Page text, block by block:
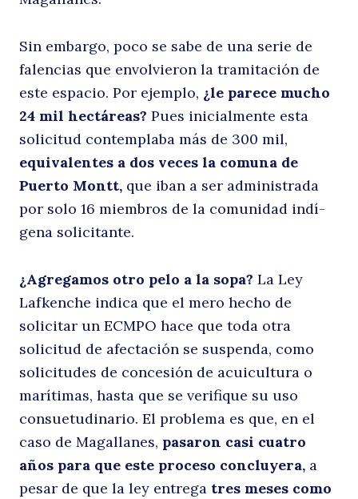
Sin embargo, poco se sabe de una serie de
falencias que envolvieron la tramitación de
este espacio. Por ejemplo, ¿le parece mucho
24 mil hectáreas? Pues inicialmente esta
solicitud contemplaba más de 300 mil,
equivalentes a dos veces la comuna de
Puerto Montt, que iban a ser administrada
por solo 16 miembros de la comunidad indí­
gena solicitante.
¿Agregamos otro pelo a la sopa? La Ley
Lafkenche indica que el mero hecho de
solicitar un ECMPO hace que toda otra
solicitud de afectación se suspenda, como
solicitudes de concesión de acuicultura o
marí­timas, hasta que se verifique su uso
consuetudinario. El problema es que, en el
caso de Magallanes, pasaron casi cuatro
años para que este proceso concluyera, a
pesar de que la ley entrega tres meses como